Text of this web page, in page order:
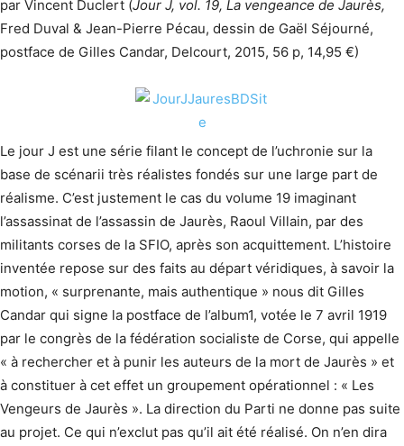
par Vincent Duclert (Jour J, vol. 19, La vengeance de Jaurès,
Fred Duval & Jean-Pierre Pécau, dessin de Gaël Séjourné,
postface de Gilles Candar, Delcourt, 2015, 56 p, 14,95 €)
Le jour J est une série filant le concept de l’uchronie sur la
base de scénarii très réalistes fondés sur une large part de
réalisme. C’est justement le cas du volume 19 imaginant
l’assassinat de l’assassin de Jaurès, Raoul Villain, par des
militants corses de la SFIO, après son acquittement. L’histoire
inventée repose sur des faits au départ véridiques, à savoir la
motion, « surprenante, mais authentique » nous dit Gilles
Candar qui signe la postface de l’album1, votée le 7 avril 1919
par le congrès de la fédération socialiste de Corse, qui appelle
« à rechercher et à punir les auteurs de la mort de Jaurès » et
à constituer à cet effet un groupement opérationnel : « Les
Vengeurs de Jaurès ». La direction du Parti ne donne pas suite
au projet. Ce qui n’exclut pas qu’il ait été réalisé. On n’en dira